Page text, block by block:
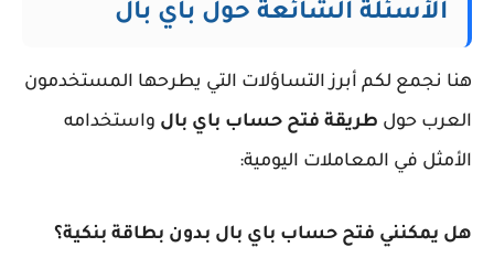
الأسئلة الشائعة حول باي بال
هنا نجمع لكم أبرز التساؤلات التي يطرحها المستخدمون
العرب حول طريقة فتح حساب باي بال واستخدامه
الأمثل في المعاملات اليومية:
هل يمكنني فتح حساب باي بال بدون بطاقة بنكية؟